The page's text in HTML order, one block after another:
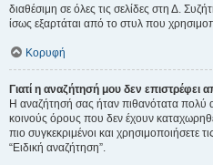
διαθέσιμη σε όλες τις σελίδες στη Δ.
ίσως εξαρτάται από το στυλ που
Κορυφή
Γιατί η αναζήτησή μου δεν επιστρέφει
Η αναζήτησή σας ήταν πιθανότατα πολύ
κοινούς όρους που δεν έχουν
πιο συγκεκριμένοι και χρησιμοποιήσετε
“Ειδική αναζήτηση”.